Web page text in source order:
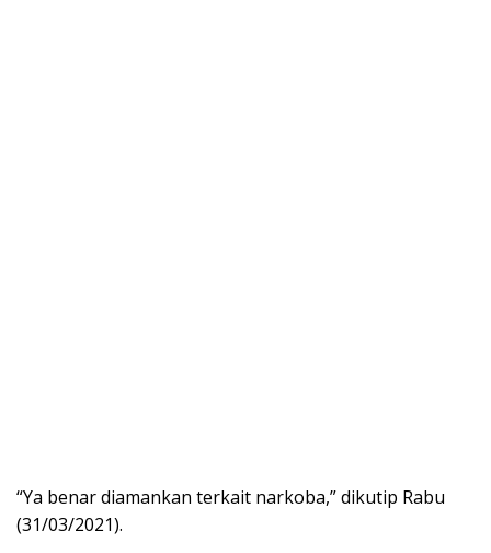
“Ya benar diamankan terkait narkoba,” dikutip Rabu
(31/03/2021).